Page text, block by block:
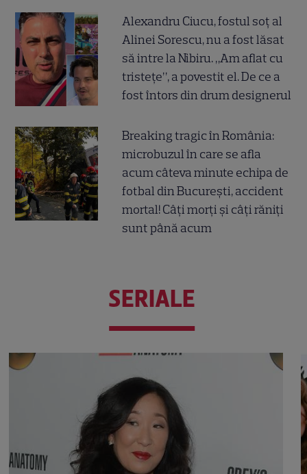
Alexandru Ciucu, fostul soț al
Alinei Sorescu, nu a fost lăsat
să intre la Nibiru. „Am aflat cu
tristețe”, a povestit el. De ce a
fost întors din drum designerul
Breaking tragic în România:
microbuzul în care se afla
acum câteva minute echipa de
fotbal din București, accident
mortal! Câți morți și câți răniți
sunt până acum
SERIALE